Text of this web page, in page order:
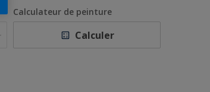
Calculateur de peinture
Calculer